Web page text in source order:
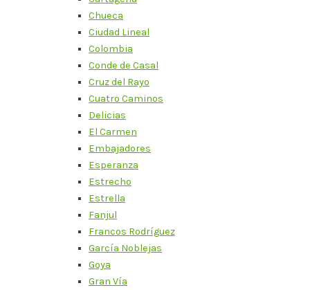
Chueca
Ciudad Lineal
Colombia
Conde de Casal
Cruz del Rayo
Cuatro Caminos
Delicias
El Carmen
Embajadores
Esperanza
Estrecho
Estrella
Fanjul
Francos Rodríguez
García Noblejas
Goya
Gran Vía